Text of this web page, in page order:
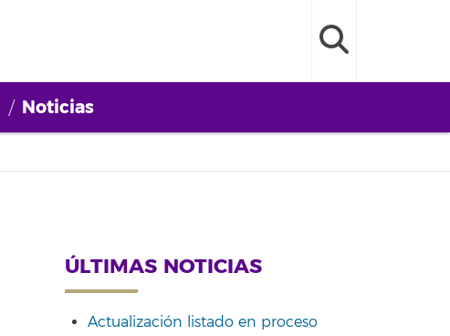
Noticias
ÚLTIMAS NOTICIAS
Actualización listado en proceso